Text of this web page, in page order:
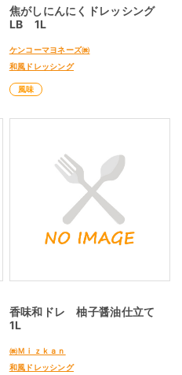
焦がしにんにくドレッシング
LB 1L
ケンコーマヨネーズ㈱
和風ドレッシング
風味
香味和ドレ 柚子醤油仕立て
1L
㈱Ｍｉｚｋａｎ
和風ドレッシング